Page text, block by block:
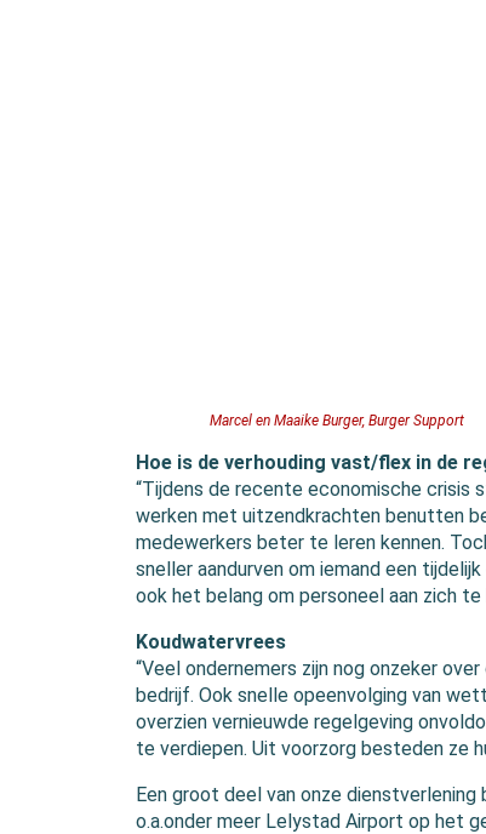
Marcel en Maaike Burger, Burger Support
Hoe is de verhouding vast/flex in de
“Tijdens de recente economische crisis
werken met uitzendkrachten benutten
medewerkers beter te leren kennen.
sneller aandurven om iemand een
ook het belang om personeel aan zich te
Koudwatervrees
“Veel ondernemers zijn nog onzeker
bedrijf. Ook snelle opeenvolging van
overzien vernieuwde regelgeving
te verdiepen. Uit voorzorg besteden ze
Een groot deel van onze
o.a.onder meer Lelystad Airport op het